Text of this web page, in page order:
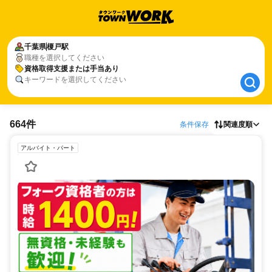
千葉県榎戸駅
職種を選択してください
資格取得支援または手当あり
キーワードを選択してください
千葉県榎戸駅
資格取得支援または手当あり
664件 条件保存 関連度順
アルバイト・パート